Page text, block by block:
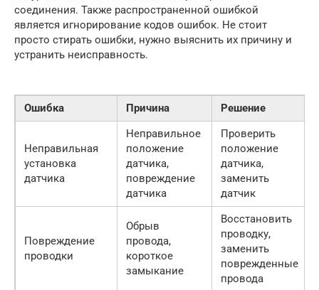
соединения. Также распространенной ошибкой
является игнорирование кодов ошибок. Не стоит
просто стирать ошибки, нужно выяснить их причину и
устранить неисправность.
Ошибка Причина Решение
Неправильная
установка
датчика
Неправильное
положение
датчика,
повреждение
датчика
Проверить
положение
датчика,
заменить
датчик
Повреждение
проводки
Обрыв
провода,
короткое
замыкание
Восстановить
проводку,
заменить
поврежденные
провода